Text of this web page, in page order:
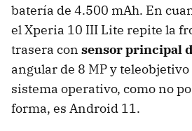
batería de 4.500 mAh. En
el Xperia 10 III Lite repite la
trasera con sensor principal
angular de 8 MP y teleobjetivo
sistema operativo, como no
forma, es Android 11.